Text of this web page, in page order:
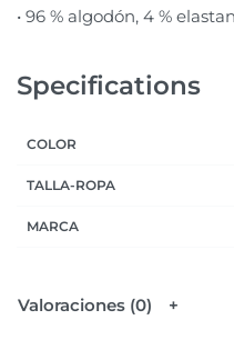
• 96 % algodón, 4 %
Specifications
COLOR
TALLA-ROPA
MARCA
Valoraciones (0)